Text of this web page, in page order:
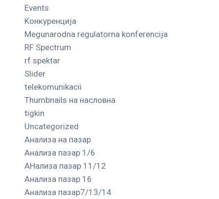
Events
Kонкуренција
Megunarodna regulatorna konferencija
RF Spectrum
rf spektar
Slider
telekomunikacii
Thumbnails на насловна
tigkin
Uncategorized
Анализа на пазар
Анализа пазар 1/6
АНализа пазар 11/12
Анализа пазар 16
Анализа пазар7/13/14